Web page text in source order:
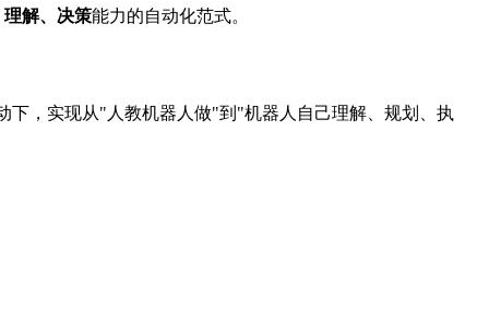
理解、决策能力的自动化范式。
，实现从"人教机器人做"到"机器人自己理解、规划、执